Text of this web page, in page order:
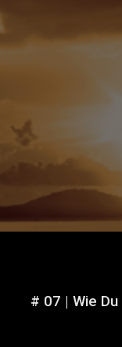
# 07 | Wie